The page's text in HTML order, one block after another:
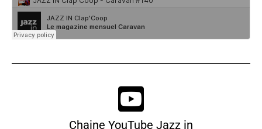
Chaine YouTube Jazz in